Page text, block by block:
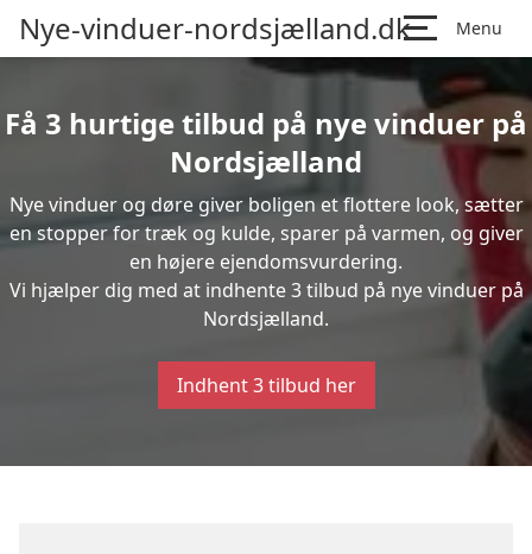
Nye-vinduer-nordsjælland.dk Menu
Få 3 hurtige tilbud på nye vinduer på
Nordsjælland
Nye vinduer og døre giver boligen et flottere look, sætter
en stopper for træk og kulde, sparer på varmen, og giver
en højere ejendomsvurdering.
Vi hjælper dig med at indhente 3 tilbud på nye vinduer på
Nordsjælland.
Indhent 3 tilbud her